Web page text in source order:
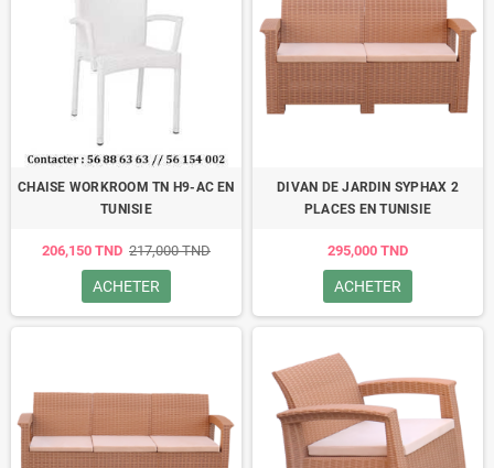
CHAISE WORKROOM TN H9-AC EN
TUNISIE
206,150 TND 217,000 TND
ACHETER
DIVAN DE JARDIN SYPHAX 2
PLACES EN TUNISIE
295,000 TND
ACHETER